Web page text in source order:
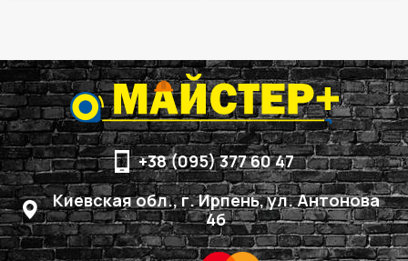
+38 (095) 377 60 47
Киевская обл., г. Ирпень, ул. Антонова
4б